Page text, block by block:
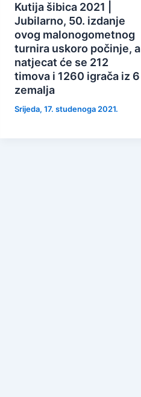
Kutija šibica 2021 |
Jubilarno, 50. izdanje
ovog malonogometnog
turnira uskoro počinje, a
natjecat će se 212
timova i 1260 igrača iz 6
zemalja
Srijeda, 17. studenoga 2021.